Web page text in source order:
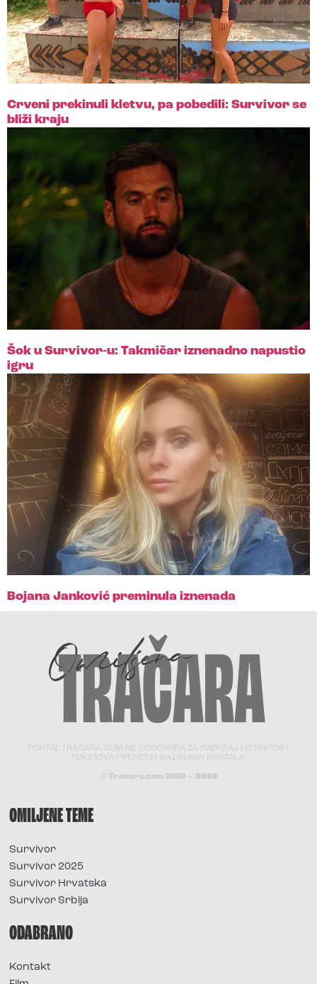
Crveni prekinuli kletvu, pa pobedili: Survivor se
bliži kraju
Šok u Survivor-u: Takmičar iznenadno napustio
igru
Bojana Janković preminula iznenada
PORTAL TRACARA.COM NE ODGOVARA ZA SADRŽAJ I ISTINITOST
TEKSTOVA PRENETIH SA DRUGIH PORTALA.
© Tracara.com 2008 – 2026
OMILJENE TEME
Survivor
Survivor 2025
Survivor Hrvatska
Survivor Srbija
ODABRANO
Kontakt